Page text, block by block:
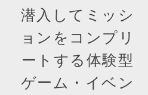
潜入してミッシ
ョンをコンプリ
ートする体験型
ゲーム・イベン